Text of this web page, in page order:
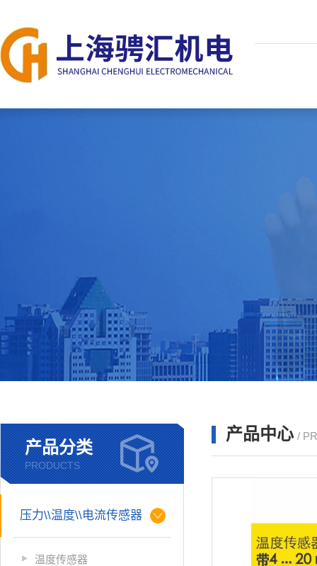
产品分类
PRODUCTS
压力\\温度\\电流传感器
温度传感器
产品中心 /